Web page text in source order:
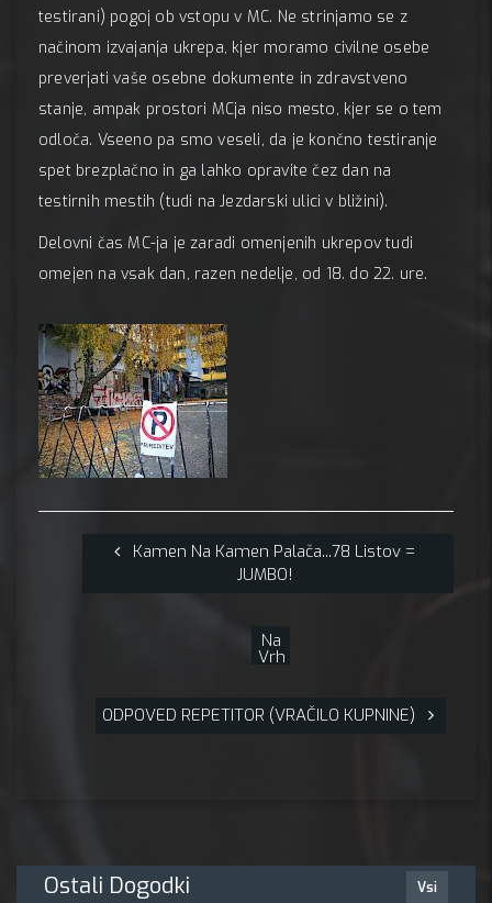
testirani) pogoj ob vstopu v MC. Ne strinjamo se z
načinom izvajanja ukrepa, kjer moramo civilne osebe
preverjati vaše osebne dokumente in zdravstveno
stanje, ampak prostori MCja niso mesto, kjer se o tem
odloča. Vseeno pa smo veseli, da je končno testiranje
spet brezplačno in ga lahko opravite čez dan na
testirnih mestih (tudi na Jezdarski ulici v bližini).
Delovni čas MC-ja je zaradi omenjenih ukrepov tudi
omejen na vsak dan, razen nedelje, od 18. do 22. ure.
Kamen Na Kamen Palača...78 Listov =
JUMBO!
Na
Vrh
ODPOVED REPETITOR (VRAČILO KUPNINE)
Ostali Dogodki Vsi